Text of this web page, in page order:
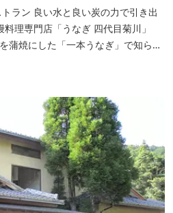
力で引き出
蒲焼にした「一本うなぎ」で知られ
を厳選し、皮をパリッと焼き上げて
贅沢な食感を実現。 鮮度抜群の鰻を